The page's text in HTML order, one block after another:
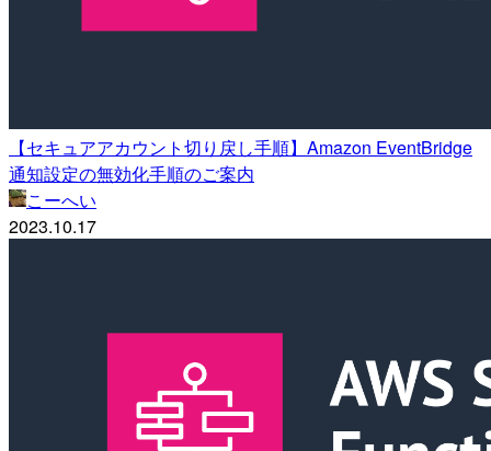
【セキュアアカウント切り戻し手順】Amazon EventBridge
通知設定の無効化手順のご案内
こーへい
2023.10.17